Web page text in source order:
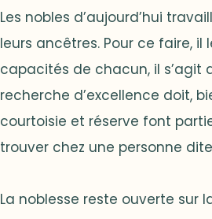
Les nobles d’aujourd’hui
leurs ancêtres. Pour ce faire, il
capacités de chacun, il s’agit
recherche d’excellence doit,
courtoisie et réserve font
trouver chez une personne
La noblesse reste ouverte sur